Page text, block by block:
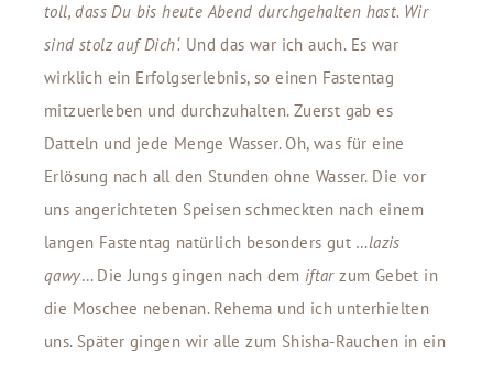
toll, dass Du bis heute Abend durchgehalten hast. Wir
sind stolz auf Dich‘. Und das war ich auch. Es war
wirklich ein Erfolgserlebnis, so einen Fastentag
mitzuerleben und durchzuhalten. Zuerst gab es
Datteln und jede Menge Wasser. Oh, was für eine
Erlösung nach all den Stunden ohne Wasser. Die vor
uns angerichteten Speisen schmeckten nach einem
langen Fastentag natürlich besonders gut …lazis
qawy… Die Jungs gingen nach dem iftarzum Gebet in
die Moschee nebenan. Rehema und ich unterhielten
uns. Später gingen wir alle zum Shisha-Rauchen in ein